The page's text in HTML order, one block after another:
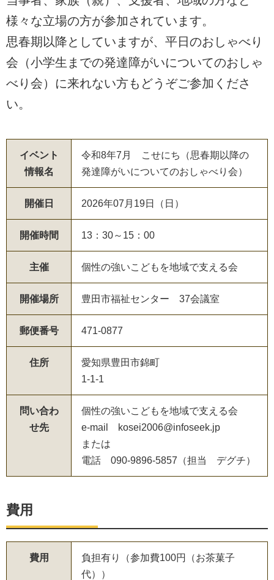
様々な立場の方が参加されています。
思春期以降としていますが、平日のおしゃべり
会（小学生までの発達障がいについてのおしゃ
べり会）に来れない方もどうぞご参加くださ
い。
イベント
情報名
令和8年7月 こせにち（思春期以降の
発達障がいについてのおしゃべり会）
開催日 2026年07月19日（日）
開催時間 13：30～15：00
主催 個性の強いこどもを地域で支える会
開催場所 豊田市福祉センター 37会議室
郵便番号 471-0877
住所
愛知県豊田市錦町
1-1-1
問い合わ
せ先
個性の強いこどもを地域で支える会
e-mail kosei2006@infoseek.jp
または
電話 090-9896-5857（担当 デグチ）
費用
費用
負担有り（参加費100円（お茶菓子
代））